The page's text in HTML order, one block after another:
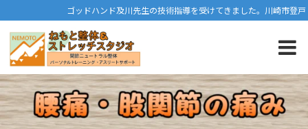
ゴッドハンド及川先生の技術指導を受けてきました。川崎市登戸